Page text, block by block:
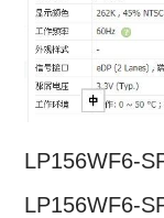
LP156WF6-
LP156WF6-